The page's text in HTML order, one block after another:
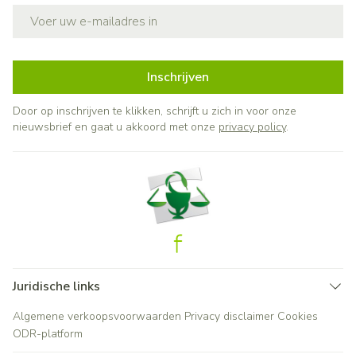
Inschrijven
Door op inschrijven te klikken, schrijft u zich in voor onze
nieuwsbrief en gaat u akkoord met onze privacy policy.
Juridische links
Algemene verkoopsvoorwaarden Privacy disclaimer Cookies
ODR-platform